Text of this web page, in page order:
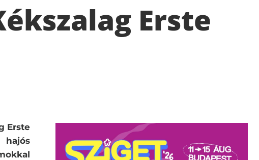
Erste
Erste
hajós